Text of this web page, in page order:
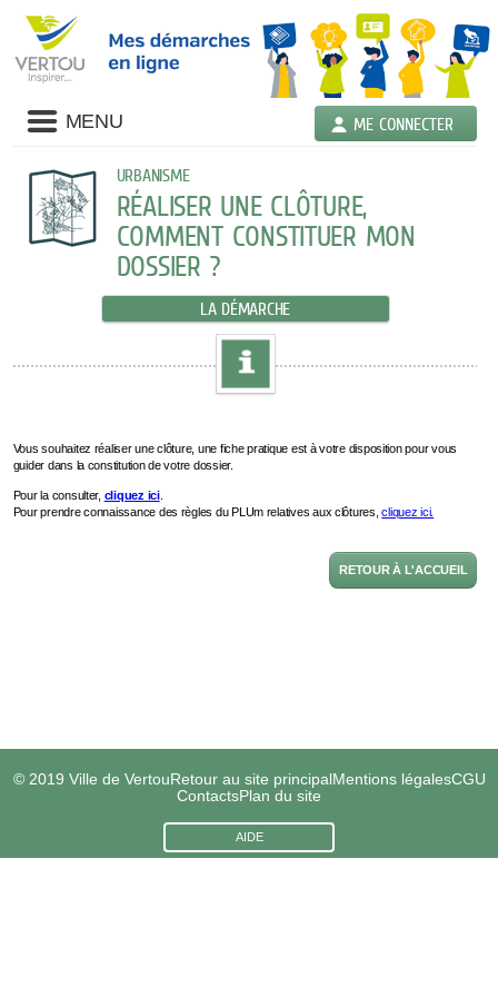
MENU ME CONNECTER
URBANISME
RÉALISER UNE CLÔTURE,
COMMENT CONSTITUER MON
DOSSIER ?
LA DÉMARCHE
RETOUR À L'ACCUEIL
© 2019 Ville de VertouRetour au site principalMentions légalesCGU
ContactsPlan du site
AIDE